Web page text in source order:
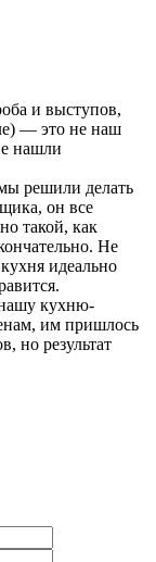
и выступов,
— это не наш
нашли
решили делать
он все
такой, как
Не
идеально
кухню-
им пришлось
но результат